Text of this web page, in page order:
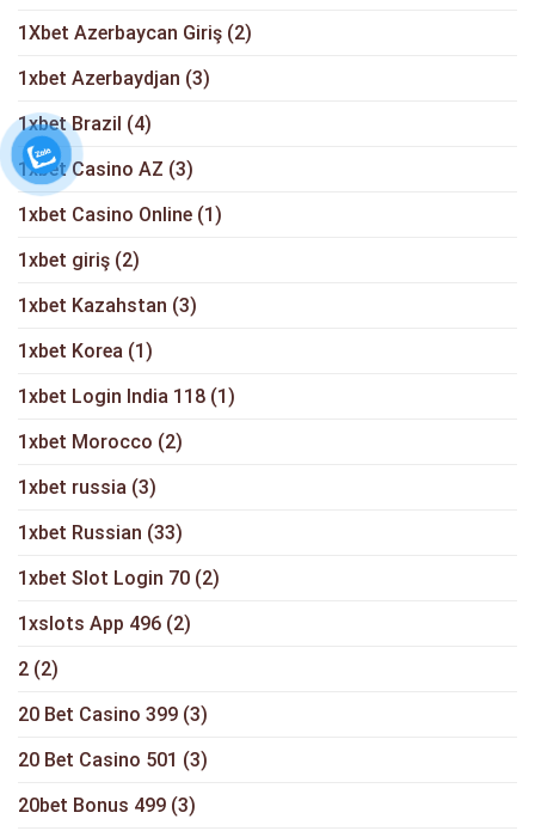
1Xbet Azerbaycan Giriş (2)
1xbet Azerbaydjan (3)
1xbet Brazil (4)
1xbet Casino AZ (3)
1xbet Casino Online (1)
1xbet giriş (2)
1xbet Kazahstan (3)
1xbet Korea (1)
1xbet Login India 118 (1)
1xbet Morocco (2)
1xbet russia (3)
1xbet Russian (33)
1xbet Slot Login 70 (2)
1xslots App 496 (2)
2 (2)
20 Bet Casino 399 (3)
20 Bet Casino 501 (3)
20bet Bonus 499 (3)